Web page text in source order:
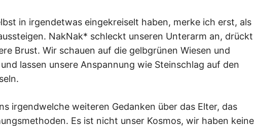
in irgendetwas eingekreiselt haben, merke ich erst, als
NakNak* schleckt unseren Unterarm an, drückt
Brust. Wir schauen auf die gelbgrünen Wiesen und
lassen unsere Anspannung wie Steinschlag auf den
irgendwelche weiteren Gedanken über das Elter, das
Es ist nicht unser Kosmos, wir haben keine